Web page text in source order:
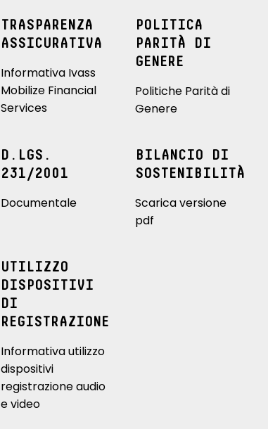
TRASPARENZA
ASSICURATIVA
Informativa Ivass
Mobilize Financial
Services
POLITICA
PARITÀ DI
GENERE
Politiche Parità di
Genere
D.LGS.
231/2001
Documentale
BILANCIO DI
SOSTENIBILITÀ
Scarica versione
pdf
UTILIZZO
DISPOSITIVI
DI
REGISTRAZIONE
Informativa utilizzo
dispositivi
registrazione audio
e video